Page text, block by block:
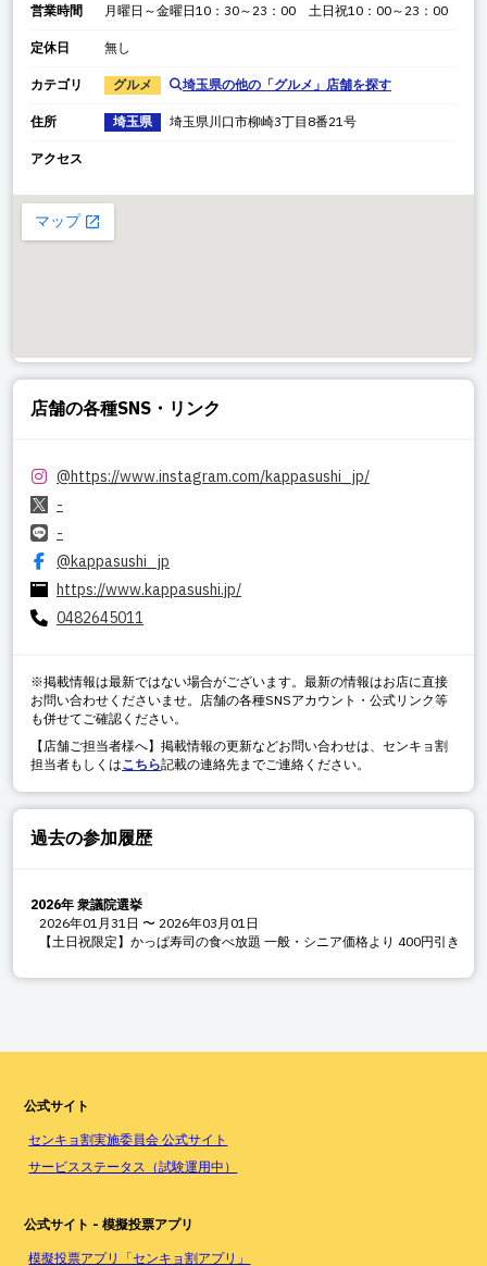
営業時間 月曜日～金曜日10：30～23：00 土日祝10：00～23：00
定休日 無し
カテゴリ グルメ 埼玉県の他の「グルメ 」店舗を探す
住所 埼玉県 埼玉県 川口市柳崎3丁目8番21号
アクセス
店舗の各種SNS・リンク
@https://www.instagram.com/kappasushi_jp/
-
-
@kappasushi_jp
https://www.kappasushi.jp/
0482645011
※掲載情報は最新ではない場合がございます。最新の情報はお店に直接
お問い合わせくださいませ。店舗の各種SNSアカウント・公式リンク等
も併せてご確認ください。
【店舗ご担当者様へ】掲載情報の更新などお問い合わせは、センキョ割
担当者もしくはこちら記載の連絡先までご連絡ください。
過去の参加履歴
2026年 衆議院選挙
2026年01月31日 〜 2026年03月01日
【土日祝限定】かっぱ寿司の食べ放題 一般・シニア価格より 400円引き
公式サイト
センキョ割実施委員会 公式サイト
サービスステータス（試験運用中）
公式サイト - 模擬投票アプリ
模擬投票アプリ「センキョ割アプリ」